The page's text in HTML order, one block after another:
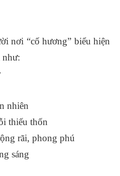
nơi “cố hương” biểu hiện
như:
nhiên
thiếu thốn
rãi, phong phú
sáng